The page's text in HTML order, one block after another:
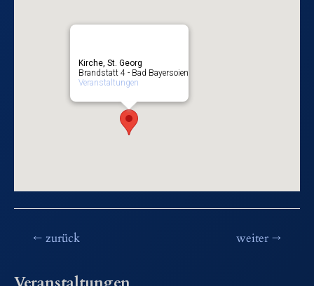
Kirche, St. Georg
Brandstatt 4 - Bad Bayersoien
Veranstaltungen
Beitragsnavigation
←zurück weiter→